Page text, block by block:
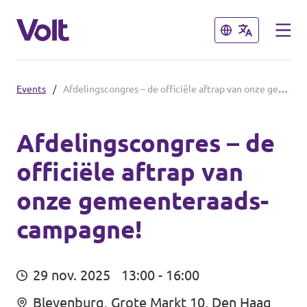
Sluiten
Afdelingen in de gemeenten
Volt Amsterdam
Volt Arnhem
Volt Delft
...alle Volt gemeenten
Afdelingen in de provincies
Sluiten
Standpunten
Over Volt
Mensen
Nieuws
Events / Afdelingscongres – de officiële aftrap van onze gemeenteraads­campagne!
Afdelingscongres – de
officiële aftrap van
onze gemeenteraads­
campagne!
29 nov. 2025
13:00 - 16:00
Bleyenburg, Grote Markt 10, Den Haag